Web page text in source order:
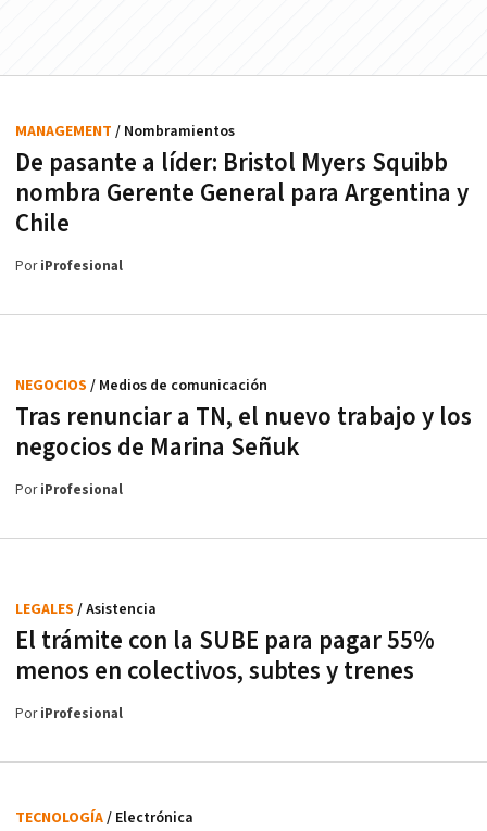
De pasante a líder: Bristol Myers Squibb
nombra Gerente General para Argentina y
Chile
MANAGEMENT / Nombramientos
PoriProfesional
Tras renunciar a TN, el nuevo trabajo y los
negocios de Marina Señuk
NEGOCIOS / Medios de comunicación
PoriProfesional
El trámite con la SUBE para pagar 55%
menos en colectivos, subtes y trenes
LEGALES / Asistencia
PoriProfesional
TECNOLOGÍA/ Electrónica